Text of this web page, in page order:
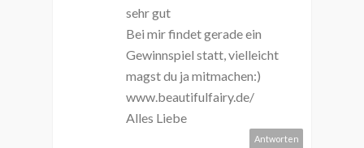
sehr gut
Bei mir findet gerade ein
Gewinnspiel statt, vielleicht
magst du ja mitmachen:)
www.beautifulfairy.de/
Alles Liebe
Antworten